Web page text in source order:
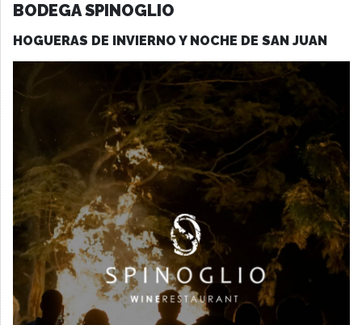
BODEGA SPINOGLIO
HOGUERAS DE INVIERNO Y NOCHE DE SAN JUAN